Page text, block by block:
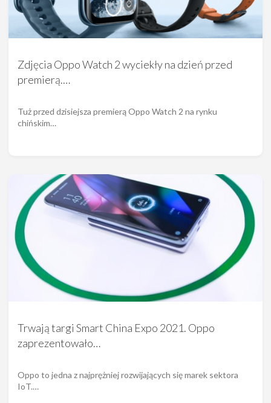
Zdjęcia Oppo Watch 2 wyciekły na dzień przed
premierą.…
Tuż przed dzisiejsza premierą Oppo Watch 2 na rynku
chińskim…
Trwają targi Smart China Expo 2021. Oppo
zaprezentowało…
Oppo to jedna z najprężniej rozwijających się marek sektora
IoT.…